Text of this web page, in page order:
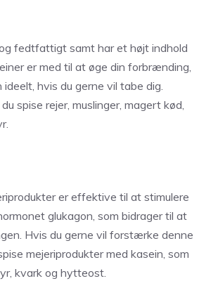
fedtfattigt samt har et højt indhold
er med til at øge din forbrænding,
hvis du gerne vil tabe dig.
spise rejer, muslinger, magert kød,
er effektive til at stimulere
glukagon, som bidrager til at
Hvis du gerne vil forstærke denne
mejeriprodukter med kasein, som
kvark og hytteost.